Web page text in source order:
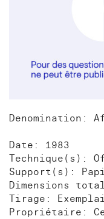
Denomination:
Date: 1983
Technique(s):
Support(s):
Dimensions
Tirage:
Propriétaire: